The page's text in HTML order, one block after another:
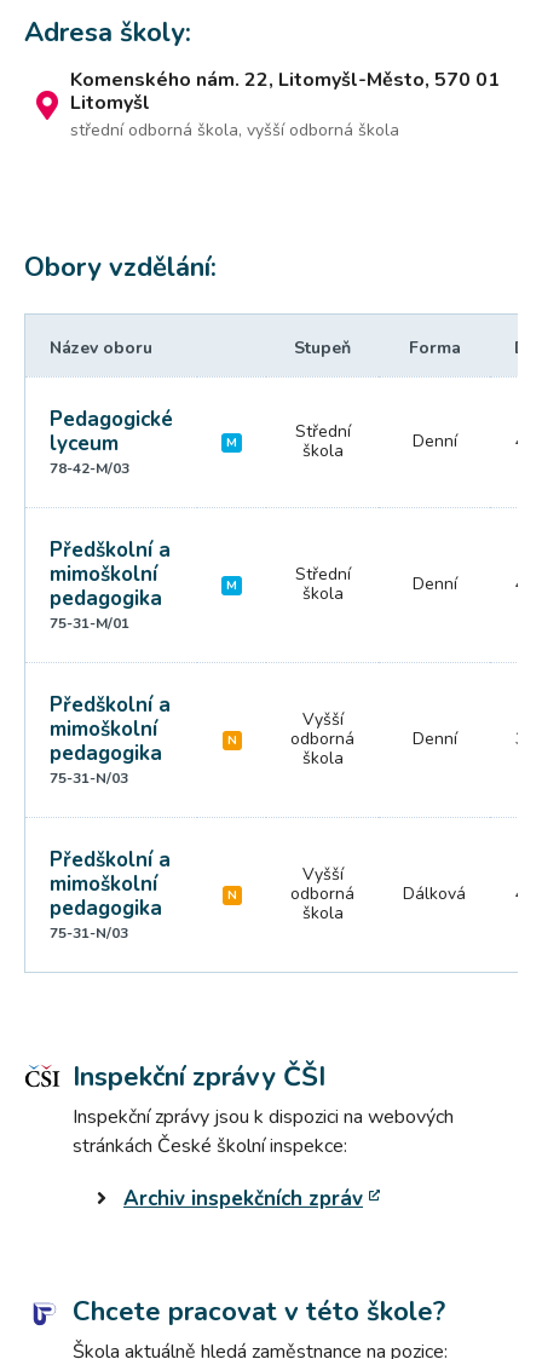
Adresa školy:
Komenského nám. 22, Litomyšl-Město, 570 01
Litomyšl
střední odborná škola, vyšší odborná škola
Obory vzdělání:
Název oboru Stupeň Forma
Pedagogické
lyceum
78-42-M/03
M
Střední
škola
Denní 4
Předškolní a
mimoškolní
pedagogika
75-31-M/01
M
Střední
škola
Denní 4
Předškolní a
mimoškolní
pedagogika
75-31-N/03
N
Vyšší
odborná
škola
Denní 3
Předškolní a
mimoškolní
pedagogika
75-31-N/03
N
Vyšší
odborná
škola
Dálková 4
Inspekční zprávy ČŠI
Inspekční zprávy jsou k dispozici na webových
stránkách České školní inspekce:
Archiv inspekčních zpráv
Chcete pracovat v této škole?
Škola aktuálně hledá zaměstnance na pozice: